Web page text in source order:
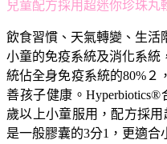
兒童配方採用超迷你珍珠
飲食習慣、天氣轉變、生活
小童的免疫系統及消化系統
統佔全身免疫系統的80%２
善孩子健康。
歲以上小童服用，配方採
是一般膠囊的3分1，更適